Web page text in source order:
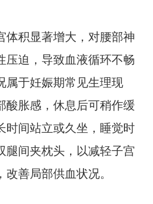
体积显著增大，对腰部神
压迫，导致血液循环不畅
属于妊娠期常见生理现
酸胀感，休息后可稍作缓
时间站立或久坐，睡觉时
腿间夹枕头，以减轻子宫
善局部供血状况。